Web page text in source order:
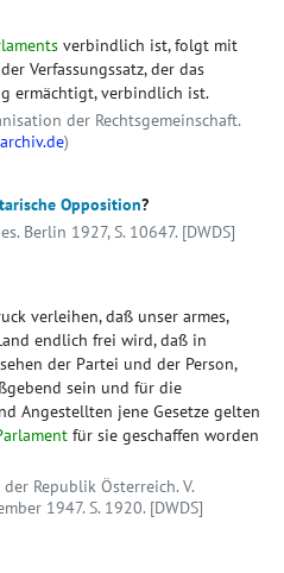
verbindlich ist, folgt mit
Verfassungssatz, der das
ermächtigt, verbindlich ist.
der Rechtsgemeinschaft.
)
Opposition?
Berlin 1927, S. 10647. [DWDS]
verleihen, daß unser armes,
endlich frei wird, daß in
der Partei und der Person,
sein und für die
Angestellten jene Gesetze gelten
für sie geschaffen worden
Republik Österreich. V.
1947. S. 1920. [DWDS]